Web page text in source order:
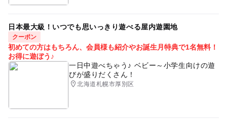
日本最大級！いつでも思いっきり遊べる屋内遊園地
クーポン
初めての方はもちろん、会員様も紹介やお誕生月特典で1名無料！
お得に遊ぼう♪
一日中遊べちゃう♪ ベビー～小学生向けの遊
びが盛りだくさん！
北海道札幌市厚別区